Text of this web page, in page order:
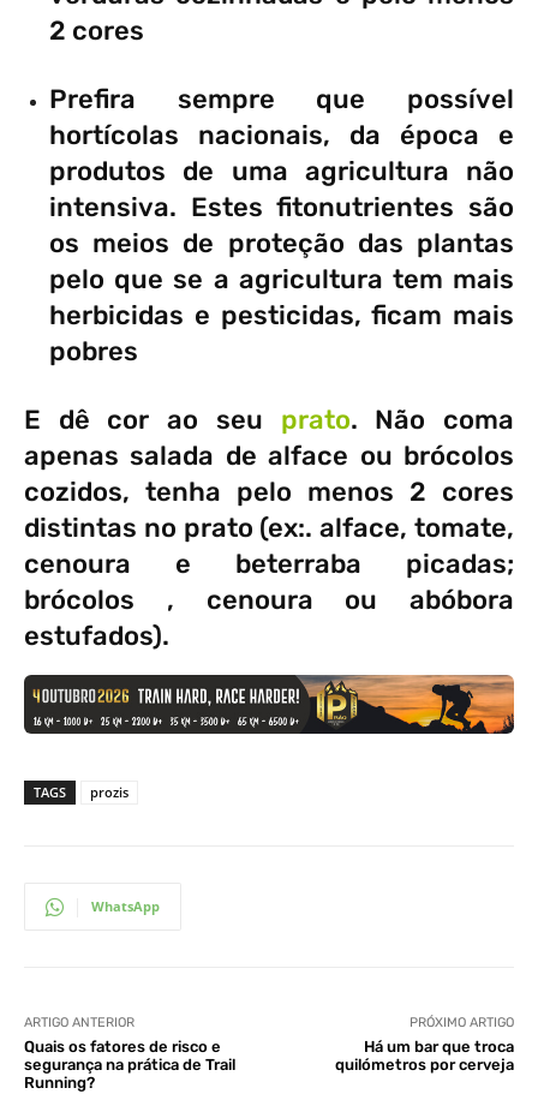
2 cores
Prefira sempre que possível
hortícolas nacionais, da época e
produtos de uma agricultura não
intensiva. Estes fitonutrientes são
os meios de proteção das plantas
pelo que se a agricultura tem mais
herbicidas e pesticidas, ficam mais
pobres
E dê cor ao seu prato. Não coma
apenas salada de alface ou brócolos
cozidos, tenha pelo menos 2 cores
distintas no prato (ex:. alface, tomate,
cenoura e beterraba picadas;
brócolos , cenoura ou abóbora
estufados).
TAGS prozis
WhatsApp
ARTIGO ANTERIOR
Quais os fatores de risco e
segurança na prática de Trail
Running?
PRÓXIMO ARTIGO
Há um bar que troca
quilómetros por cerveja